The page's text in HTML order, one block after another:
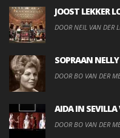
JOOST LEKKER
DOOR NEIL VAN DER
SOPRAAN
DOOR BO VAN DER
AIDA IN SEVILLA
DOOR BO VAN DER